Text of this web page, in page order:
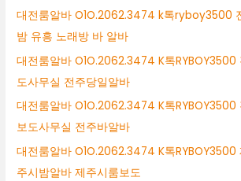
대전룸알바 O1O.2062.3474 k톡ryboy3500
밤 유흥 노래방 바 알바
대전룸알바 O1O.2062.3474 K톡RYBOY3500
도사무실 전주당일알바
대전룸알바 O1O.2062.3474 K톡RYBOY3500
보도사무실 전주바알바
대전룸알바 O1O.2062.3474 K톡RYBOY3500
주시밤알바 제주시룸보도